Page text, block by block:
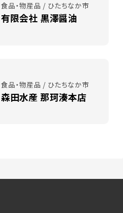
食品・物産品 / ひたちなか市
有限会社 黒澤醤油
食品・物産品 / ひたちなか市
森田水産 那珂湊本店